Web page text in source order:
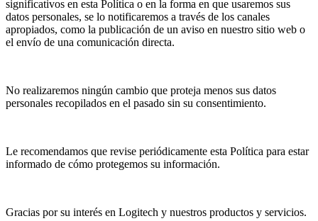
significativos en esta Política o en la forma en que usaremos sus
datos personales, se lo notificaremos a través de los canales
apropiados, como la publicación de un aviso en nuestro sitio web o
el envío de una comunicación directa.
No realizaremos ningún cambio que proteja menos sus datos
personales recopilados en el pasado sin su consentimiento.
Le recomendamos que revise periódicamente esta Política para estar
informado de cómo protegemos su información.
Gracias por su interés en Logitech y nuestros productos y servicios.